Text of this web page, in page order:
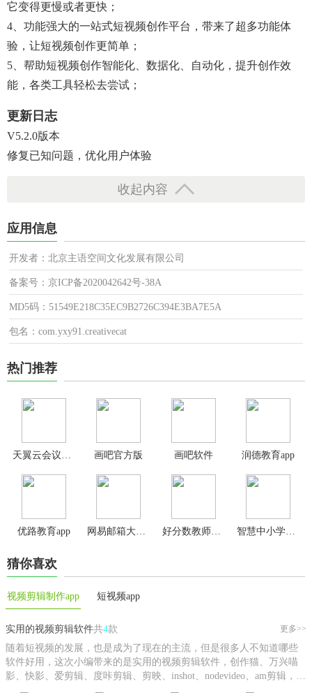
它变得更慢或者更快；
4、功能强大的一站式短视频创作平台，带来了超多功能体
验，让短视频创作更简单；
5、帮助短视频创作智能化、数据化、自动化，提升创作效
能，各类工具轻松去尝试；
更新日志
V5.2.0版本
修复已知问题，优化用户体验
收起内容
应用信息
开发者：北京主语空间文化发展有限公司
备案号：京ICP备2020042642号-38A
MD5码：51549E218C35EC9B2726C394E3BA7E5A
包名：com.yxy91.creativecat
热门推荐
画吧官方版 画吧软件 润德教育app
优路教育app 好分数教师版app
猜你喜欢
视频剪辑制作app 短视频app
实用的视频剪辑软件共4款 更多>>
随着短视频的发展，也是成为了现在的主流，但是很多人不知道哪些
软件好用，这次小编带来的是实用的视频剪辑软件，创作猫、万兴喵
影、快影、爱剪辑、度咔剪辑、剪映、inshot、nodevideo、am剪辑，可